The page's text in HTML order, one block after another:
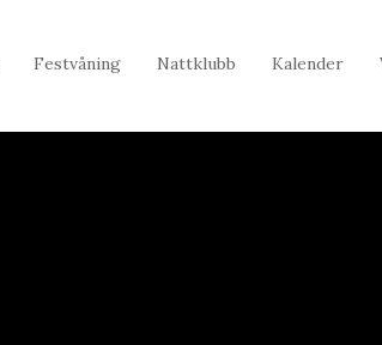
Festvåning Nattklubb Kalender